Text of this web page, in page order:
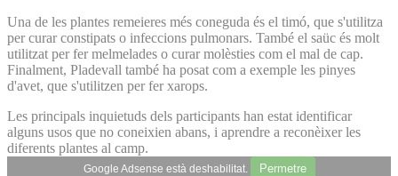
Una de les plantes remeieres més coneguda és el timó, que s'utilitza
per curar constipats o infeccions pulmonars. També el saüc és molt
utilitzat per fer melmelades o curar molèsties com el mal de cap.
Finalment, Pladevall també ha posat com a exemple les pinyes
d'avet, que s'utilitzen per fer xarops.
Les principals inquietuds dels participants han estat identificar
alguns usos que no coneixien abans, i aprendre a reconèixer les
diferents plantes al camp.
Google Adsense està deshabilitat. Permetre